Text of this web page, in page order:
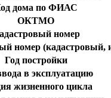
дома по ФИАС
ОКТМО
номер
номер
Год постройки
в эксплуатацию
жизненного цикла